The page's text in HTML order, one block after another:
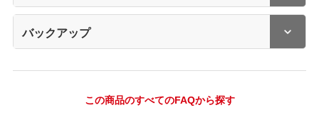
バックアップ
この商品のすべてのFAQから探す